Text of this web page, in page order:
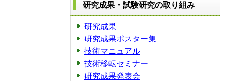
研究成果・試験研究の取り組み
研究成果
研究成果ポスター集
技術マニュアル
技術移転セミナー
研究成果発表会